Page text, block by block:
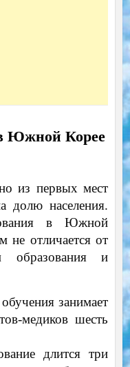
Южной Корее
из первых мест
долю населения.
в Южной
не отличается от
образования и
занимает
медиков шесть
длится три